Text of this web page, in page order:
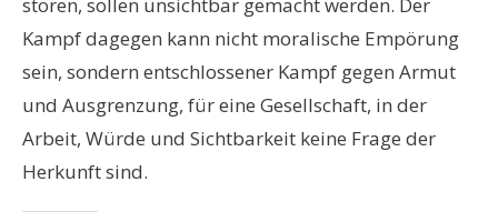
Kampf dagegen kann nicht moralische Empörung
sein, sondern entschlossener Kampf gegen Armut
und Ausgrenzung, für eine Gesellschaft, in der
Arbeit, Würde und Sichtbarkeit keine Frage der
Herkunft sind.